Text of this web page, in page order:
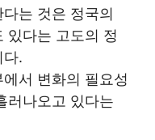
는 것은 정국의
있다는 고도의 정
다.
서 변화의 필요성
러나오고 있다는